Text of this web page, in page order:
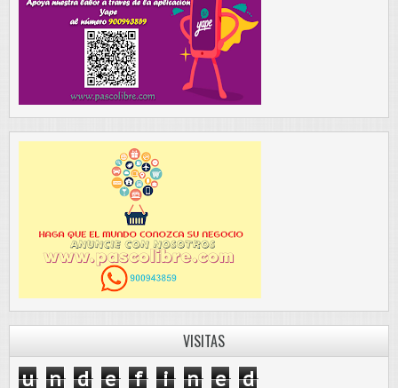
VISITAS
u n d e f i n e d